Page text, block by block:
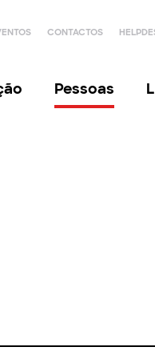
CONTACTOS
Pessoas